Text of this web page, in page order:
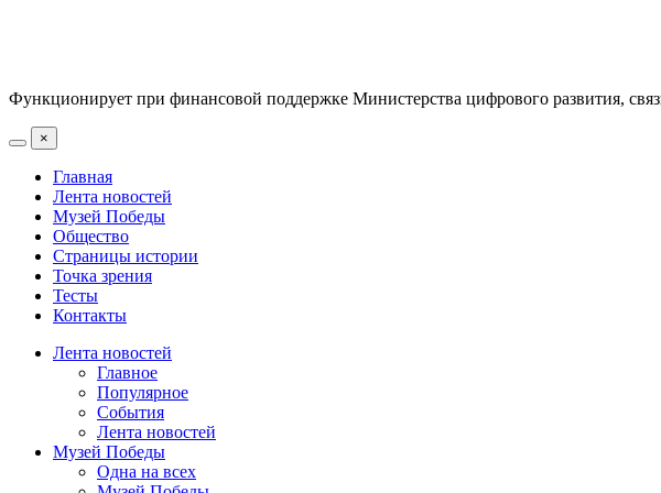
Функционирует при финансовой поддержке Министерства цифрового развития,
×
Главная
Лента новостей
Музей Победы
Общество
Страницы истории
Точка зрения
Тесты
Контакты
Лента новостей
Главное
Популярное
События
Лента новостей
Музей Победы
Одна на всех